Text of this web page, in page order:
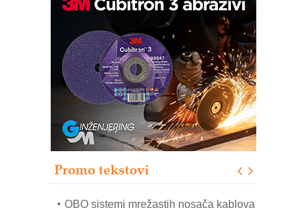
Promo tekstovi
Potpuna efikasnost bez složenih
sistema
Trajna oznaka kao dugoročna korist
Bezbednost na prvom mestu!
IB BLUMENAUER - više od 40 godina
poverenja u industriji
RMQ-TITAN ADVANCED INDICATOR
– Pametna signalizacija za efikasnije
upravljanje mašinama
Mitutoyo Crysta-Apex V PLUS: Nova
OBO sistemi mrežastih nosača kablova